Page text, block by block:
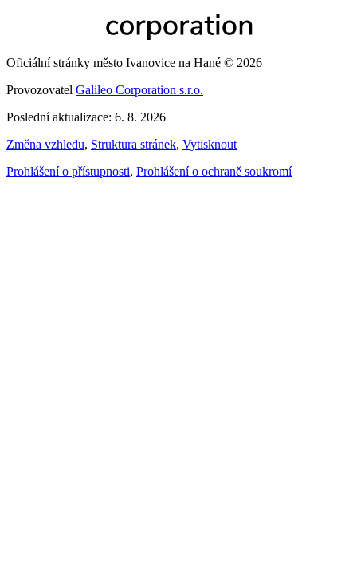
Oficiální stránky město Ivanovice na Hané © 2026
Provozovatel Galileo Corporation s.r.o.
Poslední aktualizace: 6. 8. 2026
Změna vzhledu, Struktura stránek, Vytisknout
Prohlášení o přístupnosti, Prohlášení o ochraně soukromí